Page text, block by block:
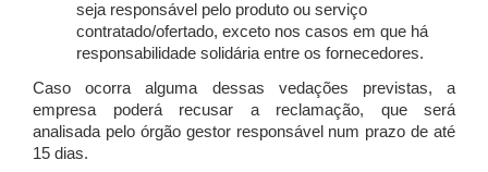
seja responsável pelo produto ou serviço
contratado/ofertado, exceto nos casos em que há
responsabilidade solidária entre os fornecedores.
Caso ocorra alguma dessas vedações previstas, a
empresa poderá recusar a reclamação, que será
analisada pelo órgão gestor responsável num prazo de até
15 dias.